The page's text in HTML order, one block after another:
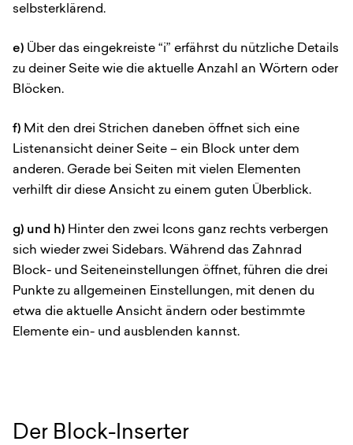
selbsterklärend.
e) Über das eingekreiste “i” erfährst du nützliche Details
zu deiner Seite wie die aktuelle Anzahl an Wörtern oder
Blöcken.
f) Mit den drei Strichen daneben öffnet sich eine
Listenansicht deiner Seite – ein Block unter dem
anderen. Gerade bei Seiten mit vielen Elementen
verhilft dir diese Ansicht zu einem guten Überblick.
g) und h) Hinter den zwei Icons ganz rechts verbergen
sich wieder zwei Sidebars. Während das Zahnrad
Block- und Seiteneinstellungen öffnet, führen die drei
Punkte zu allgemeinen Einstellungen, mit denen du
etwa die aktuelle Ansicht ändern oder bestimmte
Elemente ein- und ausblenden kannst.
Der Block-Inserter